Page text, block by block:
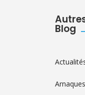
Blog